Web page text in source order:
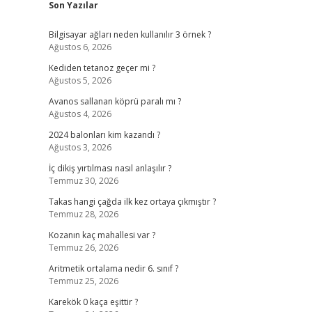
Son Yazılar
Bilgisayar ağları neden kullanılır 3 örnek ?
Ağustos 6, 2026
Kediden tetanoz geçer mi ?
Ağustos 5, 2026
Avanos sallanan köprü paralı mı ?
Ağustos 4, 2026
2024 balonları kim kazandı ?
Ağustos 3, 2026
İç dikiş yırtılması nasıl anlaşılır ?
Temmuz 30, 2026
Takas hangi çağda ilk kez ortaya çıkmıştır ?
Temmuz 28, 2026
Kozanın kaç mahallesi var ?
Temmuz 26, 2026
Aritmetik ortalama nedir 6. sınıf ?
Temmuz 25, 2026
Karekök 0 kaça eşittir ?